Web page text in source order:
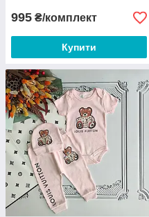
995 ₴/комплект
Купити